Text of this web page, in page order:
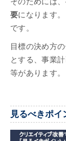
そのためには、
要になります
です。
目標の決め方
とする、事業
等があります。
見るべきポ